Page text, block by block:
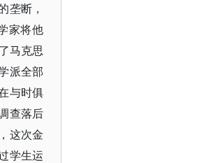
垄断，
家将他
马克思
派全部
与时俱
查落后
这次金
学生运